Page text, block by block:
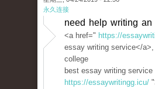
永久连接
need help writing an
<a href=" https://
essay writing service</
college
best essay writing
https://essaywritingg.icu/